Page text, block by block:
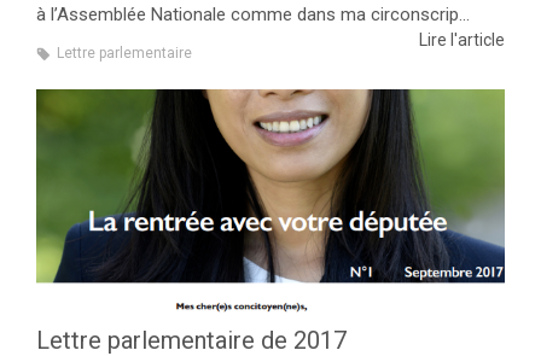
à l’Assemblée Nationale comme dans ma circonscrip...
Lire l'article
Lettre parlementaire
Lettre parlementaire de 2017